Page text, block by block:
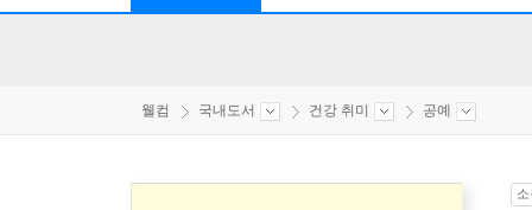
웰컴 국내도서 건강 취미 공예